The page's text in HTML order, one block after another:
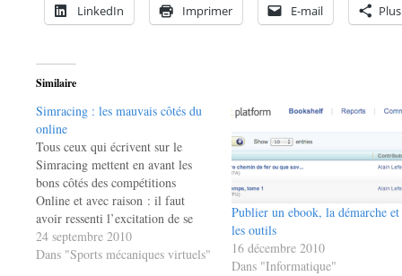
LinkedIn Imprimer E-mail Plus
Similaire
Simracing : les mauvais côtés du
online
Tous ceux qui écrivent sur le
Simracing mettent en avant les
bons côtés des compétitions
Online et avec raison : il faut
avoir ressenti l’excitation de se
battre roues contre roues avec des
"vrais" adversaires pour
24 septembre 2010
Dans "Sports mécaniques virtuels"
Publier un ebook, la démarche et
les outils
16 décembre 2010
Dans "Informatique"